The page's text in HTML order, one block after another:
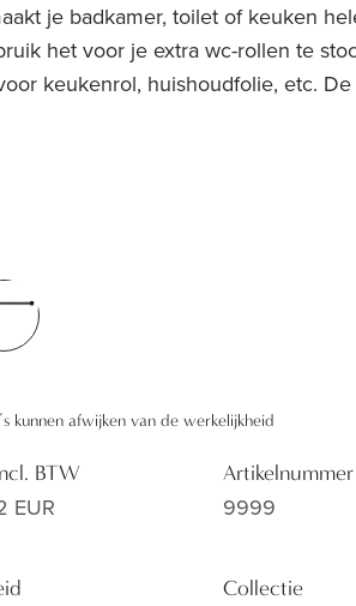
je badkamer, toilet of keuken
het voor je extra wc-rollen te
keukenrol, huishoudfolie, etc.
kunnen afwijken van de werkelijkheid
BTW
EUR
Artikelnummer
9999
Collectie